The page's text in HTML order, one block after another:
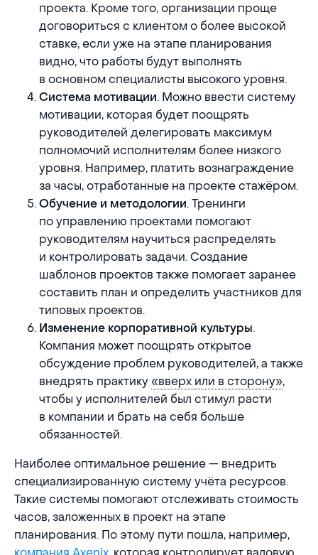
проекта. Кроме того, организации проще
договориться с клиентом о более высокой
ставке, если уже на этапе планирования
видно, что работы будут выполнять
в основном специалисты высокого уровня.
Система мотивации. Можно ввести систему
мотивации, которая будет поощрять
руководителей делегировать максимум
полномочий исполнителям более низкого
уровня. Например, платить вознаграждение
за часы, отработанные на проекте стажёром.
Обучение и методологии. Тренинги
по управлению проектами помогают
руководителям научиться распределять
и контролировать задачи. Создание
шаблонов проектов также помогает заранее
составить план и определить участников для
типовых проектов.
Изменение корпоративной культуры.
Компания может поощрять открытое
обсуждение проблем руководителей, а также
внедрять практику «вверх или в сторону»,
чтобы у исполнителей был стимул расти
в компании и брать на себя больше
обязанностей.
Наиболее оптимальное решение — внедрить
специализированную систему учёта ресурсов.
Такие системы помогают отслеживать стоимость
часов, заложенных в проект на этапе
планирования. По этому пути пошла, например,